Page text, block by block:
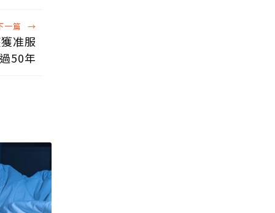
一篇 →
准服
50年